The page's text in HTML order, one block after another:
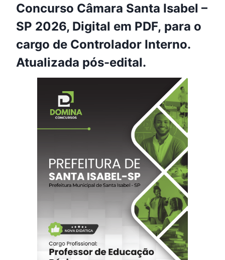
Concurso Câmara Santa Isabel –
SP 2026, Digital em PDF, para o
cargo de Controlador Interno.
Atualizada pós-edital.